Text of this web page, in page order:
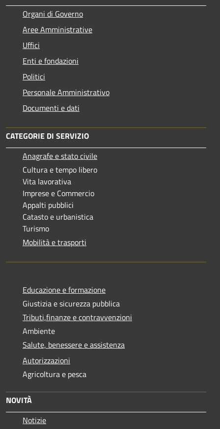
Organi di Governo
Aree Amministrative
Uffici
Enti e fondazioni
Politici
Personale Amministrativo
Documenti e dati
CATEGORIE DI SERVIZIO
Anagrafe e stato civile
Cultura e tempo libero
Vita lavorativa
Imprese e Commercio
Appalti pubblici
Catasto e urbanistica
Turismo
Mobilità e trasporti
Educazione e formazione
Giustizia e sicurezza pubblica
Tributi,finanze e contravvenzioni
Ambiente
Salute, benessere e assistenza
Autorizzazioni
Agricoltura e pesca
NOVITÀ
Notizie